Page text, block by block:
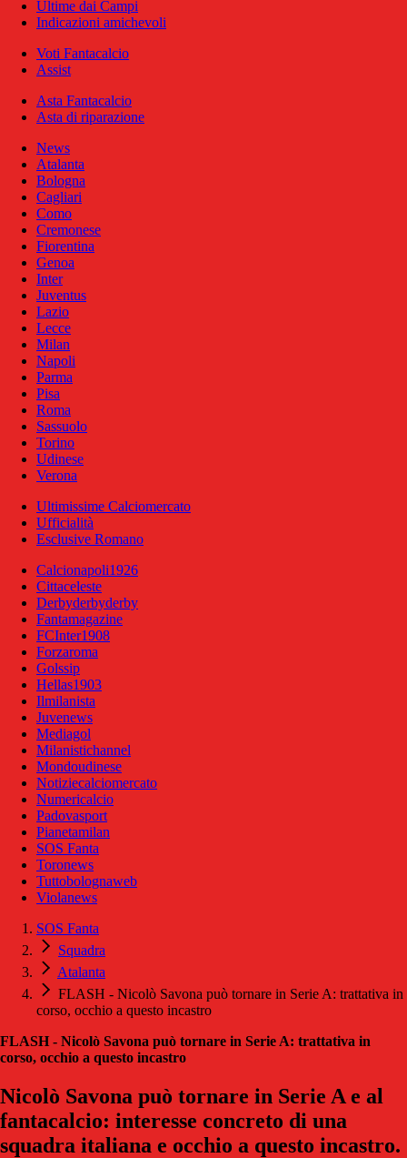
Ultime dai Campi
Indicazioni amichevoli
Voti Fantacalcio
Assist
Asta Fantacalcio
Asta di riparazione
News
Atalanta
Bologna
Cagliari
Como
Cremonese
Fiorentina
Genoa
Inter
Juventus
Lazio
Lecce
Milan
Napoli
Parma
Pisa
Roma
Sassuolo
Torino
Udinese
Verona
Ultimissime Calciomercato
Ufficialità
Esclusive Romano
Calcionapoli1926
Cittaceleste
Derbyderbyderby
Fantamagazine
FCInter1908
Forzaroma
Golssip
Hellas1903
Ilmilanista
Juvenews
Mediagol
Milanistichannel
Mondoudinese
Notiziecalciomercato
Numericalcio
Padovasport
Pianetamilan
SOS Fanta
Toronews
Tuttobolognaweb
Violanews
SOS Fanta
Squadra
Atalanta
FLASH - Nicolò Savona può tornare in Serie A: trattativa in
corso, occhio a questo incastro
FLASH - Nicolò Savona può tornare in Serie A: trattativa in
corso, occhio a questo incastro
Nicolò Savona può tornare in Serie A e al
fantacalcio: interesse concreto di una
squadra italiana e occhio a questo incastro.